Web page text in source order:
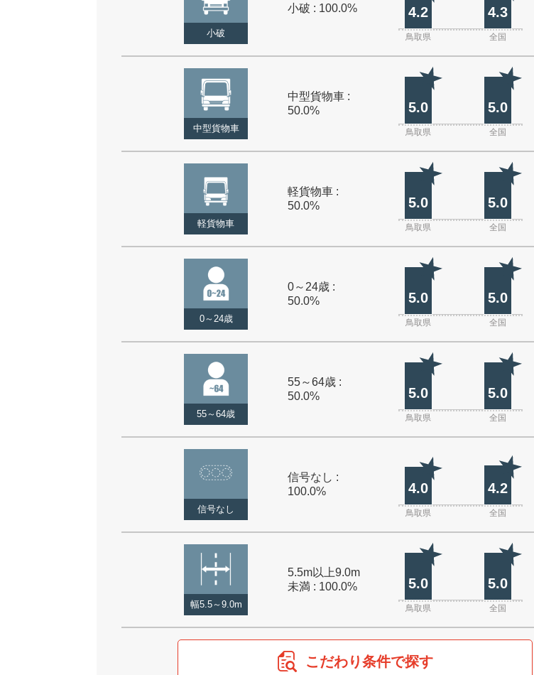
小破
小破 : 100.0% 4.2 4.3
鳥取県 全国
中型貨物車
中型貨物車 :
50.0%
5.0 5.0
鳥取県 全国
軽貨物車
軽貨物車 :
50.0%
5.0 5.0
鳥取県 全国
0～24歳
0～24歳 :
50.0%
5.0 5.0
鳥取県 全国
55～64歳
55～64歳 :
50.0%
5.0 5.0
鳥取県 全国
信号なし
信号なし :
100.0%
4.0 4.2
鳥取県 全国
幅5.5～9.0m
5.5m以上9.0m
未満 : 100.0%
5.0 5.0
鳥取県 全国
こだわり条件で探す